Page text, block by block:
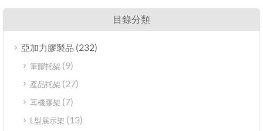
目錄分類
亞加力膠製品 (232)
筆膠托架 (9)
產品托架 (27)
耳機膠架 (7)
L型展示架 (13)